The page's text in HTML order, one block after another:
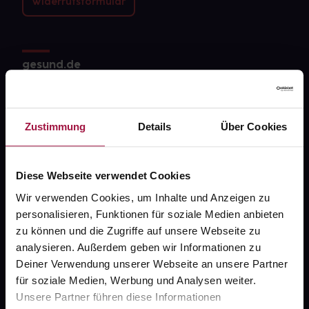
Zustimmung Details Über Cookies
Diese Webseite verwendet Cookies
Wir verwenden Cookies, um Inhalte und Anzeigen zu
personalisieren, Funktionen für soziale Medien anbieten
zu können und die Zugriffe auf unsere Webseite zu
analysieren. Außerdem geben wir Informationen zu
Deiner Verwendung unserer Webseite an unsere Partner
für soziale Medien, Werbung und Analysen weiter.
Unsere Partner führen diese Informationen
gesund.de
Karriere
Newsletter
Barrierefreiheitserklärung
PAYBACK
gesund-versorger.de
Sanitätshäuser
Datenschutz
AGB